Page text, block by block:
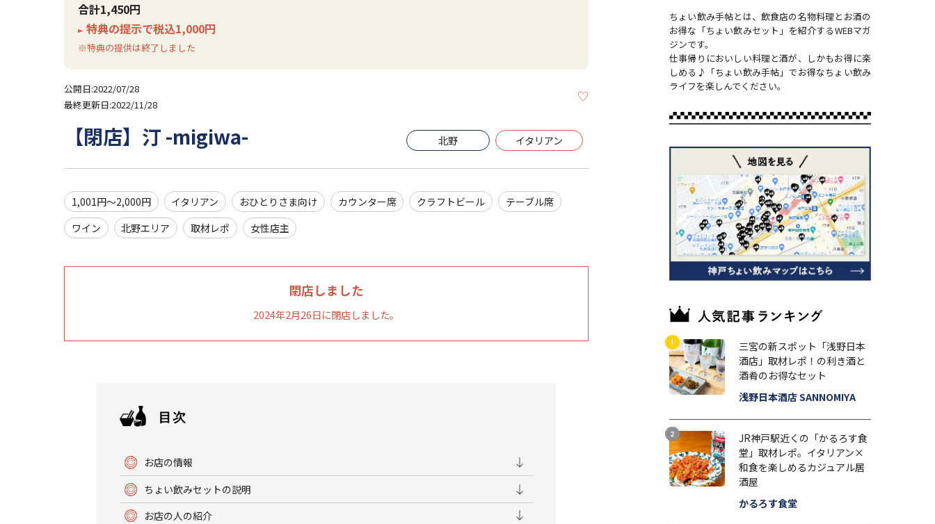
合計1,450円
► 特典の提示で税込1,000円
※特典の提供は終了しました
公開日:2022/07/28
最終更新日:2022/11/28
【閉店】汀 -migiwa- 北野 イタリアン
1,001円～2,000円 イタリアン おひとりさま向け カウンター席 クラフトビール
テーブル席
ワイン
北野エリア 取材レポ 女性店主
閉店しました
2024年2月26日に閉店しました。
お店の情報
ちょい飲みセットの説明
お店の人の紹介
ちょい飲み手帖とは、飲食店の名物料理とお酒の
お得な「ちょい飲みセット」を紹介するWEBマガ
ジンです。
仕事帰りにおいしい料理と酒が、しかもお得に楽
しめる♪「ちょい飲み手帖」でお得なちょい飲み
ライフを楽しんでください。
三宮の新スポット「浅野日本
酒店」取材レポ！の利き酒と
酒肴のお得なセット
浅野日本酒店 SANNOMIYA
JR神戸駅近くの「かるろす食
堂」取材レポ。イタリアン×
和食を楽しめるカジュアル居
酒屋
かるろす食堂